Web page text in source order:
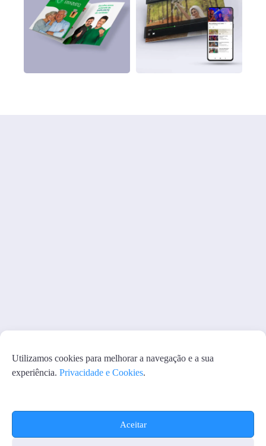
Utilizamos cookies para melhorar a navegação e a sua
experiência. Privacidade e Cookies.
Aceitar